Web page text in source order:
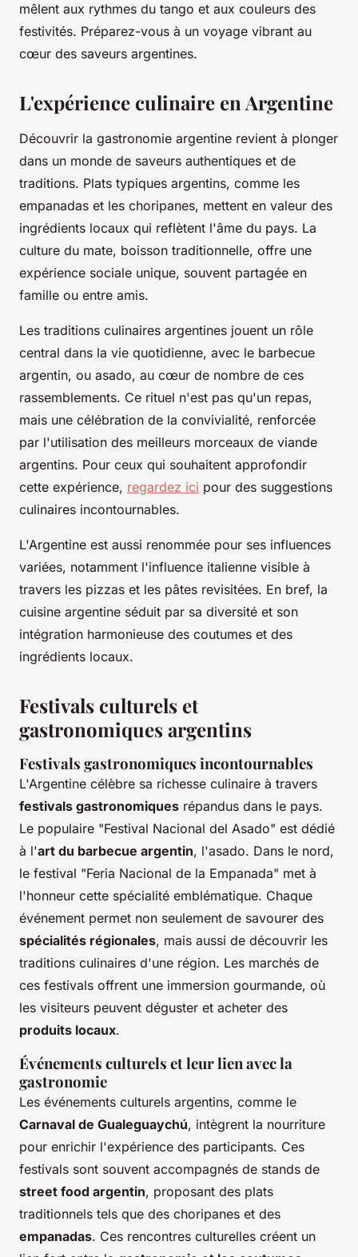
mêlent aux rythmes du tango et aux couleurs des
festivités. Préparez-vous à un voyage vibrant au
cœur des saveurs argentines.
L'expérience culinaire en Argentine
Découvrir la gastronomie argentine revient à plonger
dans un monde de saveurs authentiques et de
traditions. Plats typiques argentins, comme les
empanadas et les choripanes, mettent en valeur des
ingrédients locaux qui reflètent l'âme du pays. La
culture du mate, boisson traditionnelle, offre une
expérience sociale unique, souvent partagée en
famille ou entre amis.
Les traditions culinaires argentines jouent un rôle
central dans la vie quotidienne, avec le barbecue
argentin, ou asado, au cœur de nombre de ces
rassemblements. Ce rituel n'est pas qu'un repas,
mais une célébration de la convivialité, renforcée
par l'utilisation des meilleurs morceaux de viande
argentins. Pour ceux qui souhaitent approfondir
cette expérience, regardez ici pour des suggestions
culinaires incontournables.
L'Argentine est aussi renommée pour ses influences
variées, notamment l'influence italienne visible à
travers les pizzas et les pâtes revisitées. En bref, la
cuisine argentine séduit par sa diversité et son
intégration harmonieuse des coutumes et des
ingrédients locaux.
Festivals culturels et
gastronomiques argentins
Festivals gastronomiques incontournables
L'Argentine célèbre sa richesse culinaire à travers
festivals gastronomiques répandus dans le pays.
Le populaire "Festival Nacional del Asado" est dédié
à l'art du barbecue argentin, l'asado. Dans le nord,
le festival "Feria Nacional de la Empanada" met à
l'honneur cette spécialité emblématique. Chaque
événement permet non seulement de savourer des
spécialités régionales, mais aussi de découvrir les
traditions culinaires d'une région. Les marchés de
ces festivals offrent une immersion gourmande, où
les visiteurs peuvent déguster et acheter des
produits locaux.
Événements culturels et leur lien avec la
gastronomie
Les événements culturels argentins, comme le
Carnaval de Gualeguaychú, intègrent la nourriture
pour enrichir l'expérience des participants. Ces
festivals sont souvent accompagnés de stands de
street food argentin, proposant des plats
traditionnels tels que des choripanes et des
empanadas. Ces rencontres culturelles créent un